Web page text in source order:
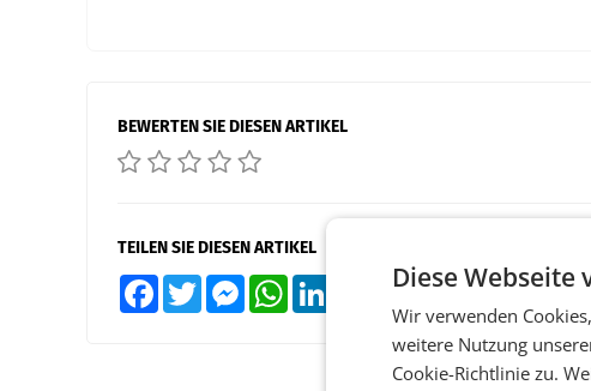
BEWERTEN SIE DIESEN ARTIKEL
TEILEN SIE DIESEN ARTIKEL
FacebookTwitter MessengerWhatsApp XING Teilen
Diese Webseite
Wir verwenden
weitere Nutzung
Cookie-Richtlinie zu.